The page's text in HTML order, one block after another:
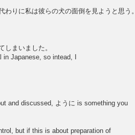
りに私は彼らの犬の面倒を見ようと思う。
まいました。
in Japanese, so intead, I
and discussed, ように is something you
but if this is about preparation of